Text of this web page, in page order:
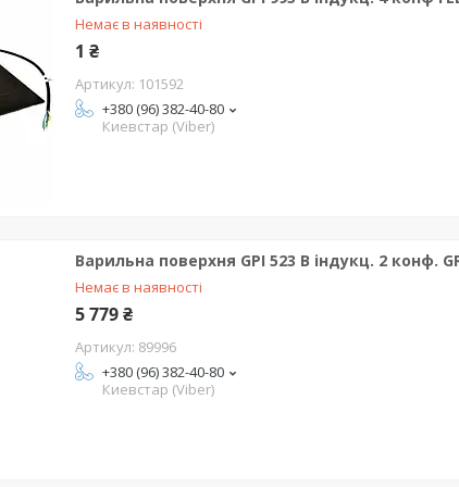
Немає в наявності
1 ₴
101592
+380 (96) 382-40-80
Киевстар (Viber)
Варильна поверхня GPI 523 B індукц. 2 конф.
Немає в наявності
5 779 ₴
89996
+380 (96) 382-40-80
Киевстар (Viber)